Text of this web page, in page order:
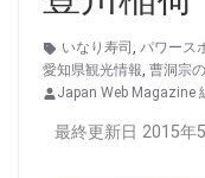
いなり寿司 , パワース
愛知県観光情報, 曹洞宗
Japan Web Magazine
最終更新日 2015年